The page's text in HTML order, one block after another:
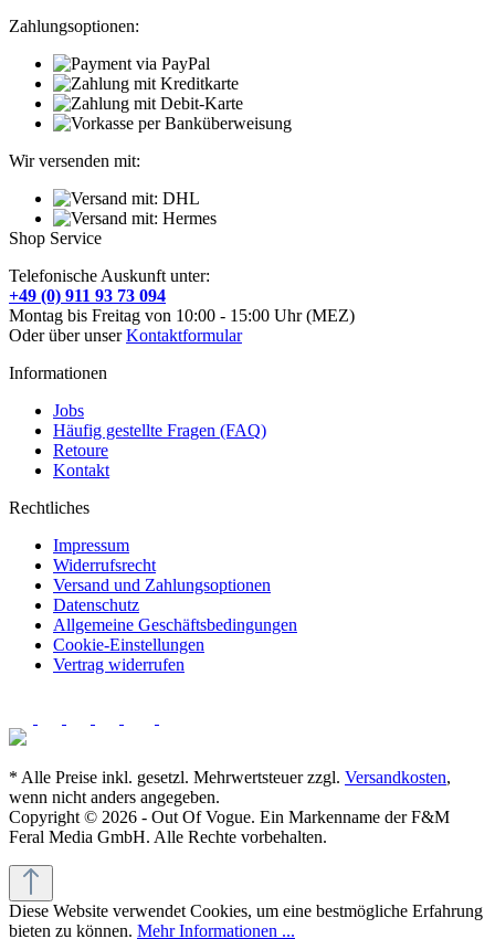
Zahlungsoptionen:
Wir versenden mit:
Shop Service
Telefonische Auskunft unter:
+49 (0) 911 93 73 094
Montag bis Freitag von 10:00 - 15:00 Uhr (MEZ)
Oder über unserKontaktformular
Informationen
Jobs
Häufig gestellte Fragen (FAQ)
Retoure
Kontakt
Rechtliches
Impressum
Widerrufsrecht
Versand und Zahlungsoptionen
Datenschutz
Allgemeine Geschäftsbedingungen
Cookie-Einstellungen
Vertrag widerrufen
* Alle Preise inkl. gesetzl. Mehrwertsteuer zzgl. Versandkosten,
wenn nicht anders angegeben.
Copyright © 2026 - Out Of Vogue. Ein Markenname der F&M
Feral Media GmbH. Alle Rechte vorbehalten.
Diese Website verwendet Cookies, um eine bestmögliche Erfahrung
bieten zu können. Mehr Informationen ...